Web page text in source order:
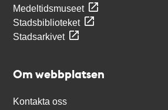
Medeltidsmuseet
Stadsbiblioteket
Stadsarkivet
Om webbplatsen
Kontakta oss